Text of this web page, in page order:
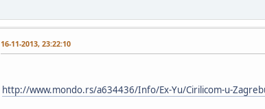
16-11-2013, 23:22:10
http://www.mondo.rs/a634436/Info/Ex-Yu/Cirilicom-u-